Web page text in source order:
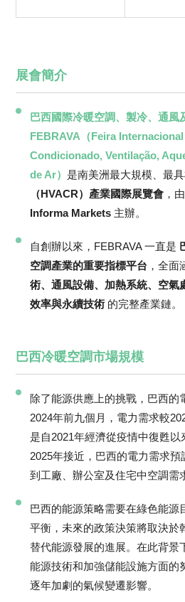
展會簡介
巴西國際冷暖空調、製冷、通風
FEBRAVA（Feira
Condicionado, Ventilação,
de Ar） 是南美洲最大規模、最
（HVACR）產業國際展覽會 ，
Informa Markets 主辦。
自創辦以來，FEBRAVA 一直是
空調產業的重要指標平台 ，全
術、通風設備、加熱系統、空氣
效率與永續技術 的完整產業鏈。
巴西冷暖空調市場規模
除了能源供應上的挑戰，巴西的
2024年前九個月，電力需求較
是自2021年經濟從疫情中復甦
2025年接近，巴西的電力需求
到工廠、辦公室及住宅中空調需
巴西的能源策略需要在綠色能源
平衡，未來的政策決策將取決於
替代能源發展的進展。在此背景
能源技術和加強儲能設施方面的
逐年加劇的氣候變遷影響。